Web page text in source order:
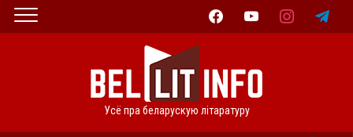
facebookyoutube instagramtelegram
Усё пра беларускую літаратуру